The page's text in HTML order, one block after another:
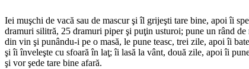
Iei muşchi de vacă sau de mascur şi îl grijeşti tare bine, apoi îi
dramuri silitră, 25 dramuri piper şi puţin usturoi; pune un rând
din vin şi punându-i pe o masă, le pune teasc, trei zile, apoi îi
şi îi înveleşte cu sfoară în laţ; îi lasă la vânt, două zile, apoi îi
şi vor şede tare bine afară.